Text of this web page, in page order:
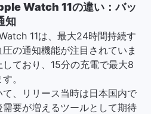
Watch 11の違い：バッ
知
11は、最大24時間持続す
の通知機能が注目されていま
ており、15分の充電で最大8
。
、リリース当時は日本国内で
要が増えるツールとして期待